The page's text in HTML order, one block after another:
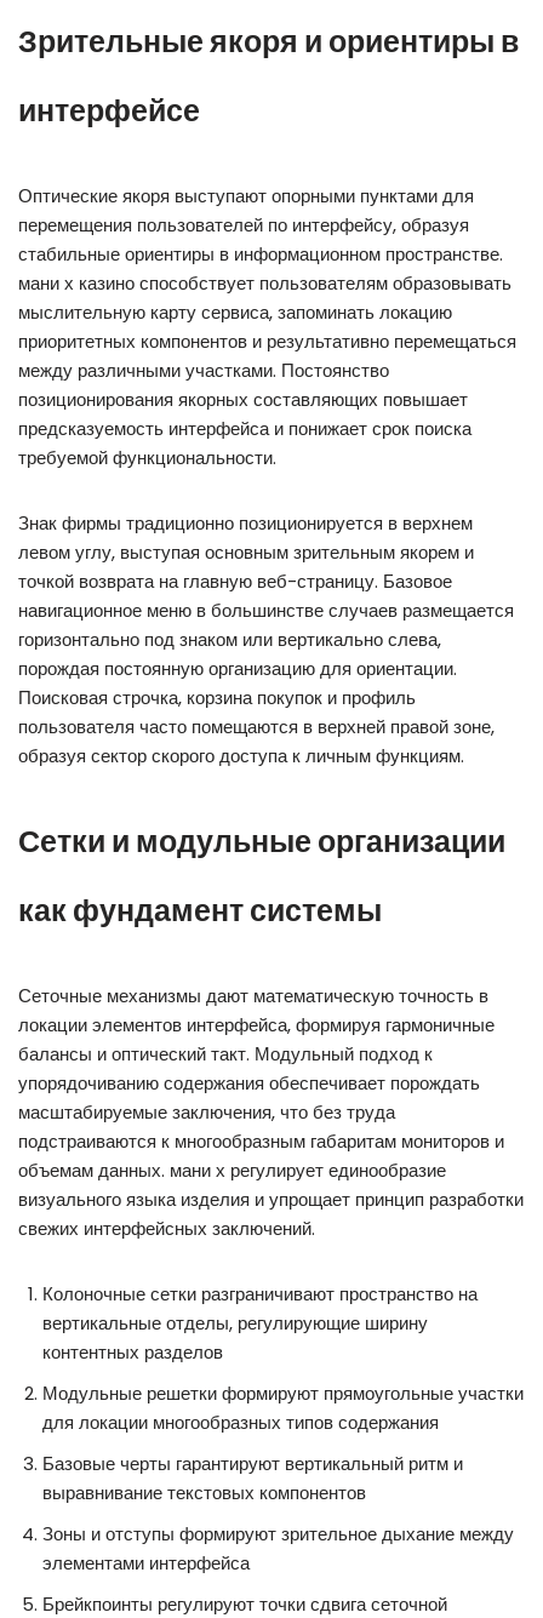
Зрительные якоря и ориентиры в
интерфейсе
Оптические якоря выступают опорными пунктами для
перемещения пользователей по интерфейсу, образуя
стабильные ориентиры в информационном пространстве.
мани х казино способствует пользователям образовывать
мыслительную карту сервиса, запоминать локацию
приоритетных компонентов и результативно перемещаться
между различными участками. Постоянство
позиционирования якорных составляющих повышает
предсказуемость интерфейса и понижает срок поиска
требуемой функциональности.
Знак фирмы традиционно позиционируется в верхнем
левом углу, выступая основным зрительным якорем и
точкой возврата на главную веб-страницу. Базовое
навигационное меню в большинстве случаев размещается
горизонтально под знаком или вертикально слева,
порождая постоянную организацию для ориентации.
Поисковая строчка, корзина покупок и профиль
пользователя часто помещаются в верхней правой зоне,
образуя сектор скорого доступа к личным функциям.
Сетки и модульные организации
как фундамент системы
Сеточные механизмы дают математическую точность в
локации элементов интерфейса, формируя гармоничные
балансы и оптический такт. Модульный подход к
упорядочиванию содержания обеспечивает порождать
масштабируемые заключения, что без труда
подстраиваются к многообразным габаритам мониторов и
объемам данных. мани х регулирует единообразие
визуального языка изделия и упрощает принцип разработки
свежих интерфейсных заключений.
Колоночные сетки разграничивают пространство на
вертикальные отделы, регулирующие ширину
контентных разделов
Модульные решетки формируют прямоугольные участки
для локации многообразных типов содержания
Базовые черты гарантируют вертикальный ритм и
выравнивание текстовых компонентов
Зоны и отступы формируют зрительное дыхание между
элементами интерфейса
Брейкпоинты регулируют точки сдвига сеточной